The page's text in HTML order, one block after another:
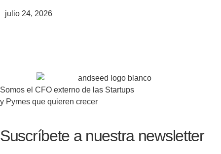
julio 24, 2026
Somos el CFO externo de las Startups
y Pymes que quieren crecer
Suscríbete a nuestra newsletter